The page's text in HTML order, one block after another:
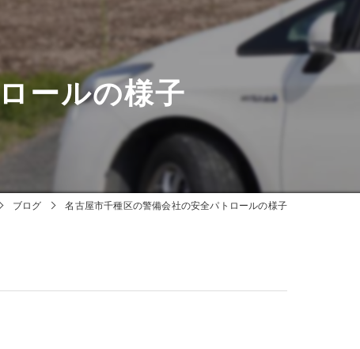
ールの様子
ブログ 名古屋市千種区の警備会社の安全パトロールの様子